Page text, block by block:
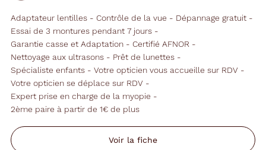
Adaptateur lentilles Contrôle de la vue
Dépannage gratuit
Essai de 3 montures pendant 7 jours
Garantie casse et Adaptation
Certifié AFNOR
Nettoyage aux ultrasons
Prêt de lunettes
Spécialiste enfants
Votre opticien vous accueille sur RDV
Votre opticien se déplace sur RDV
Expert prise en charge de la myopie
2ème paire à partir de 1€ de plus
Voir la fiche